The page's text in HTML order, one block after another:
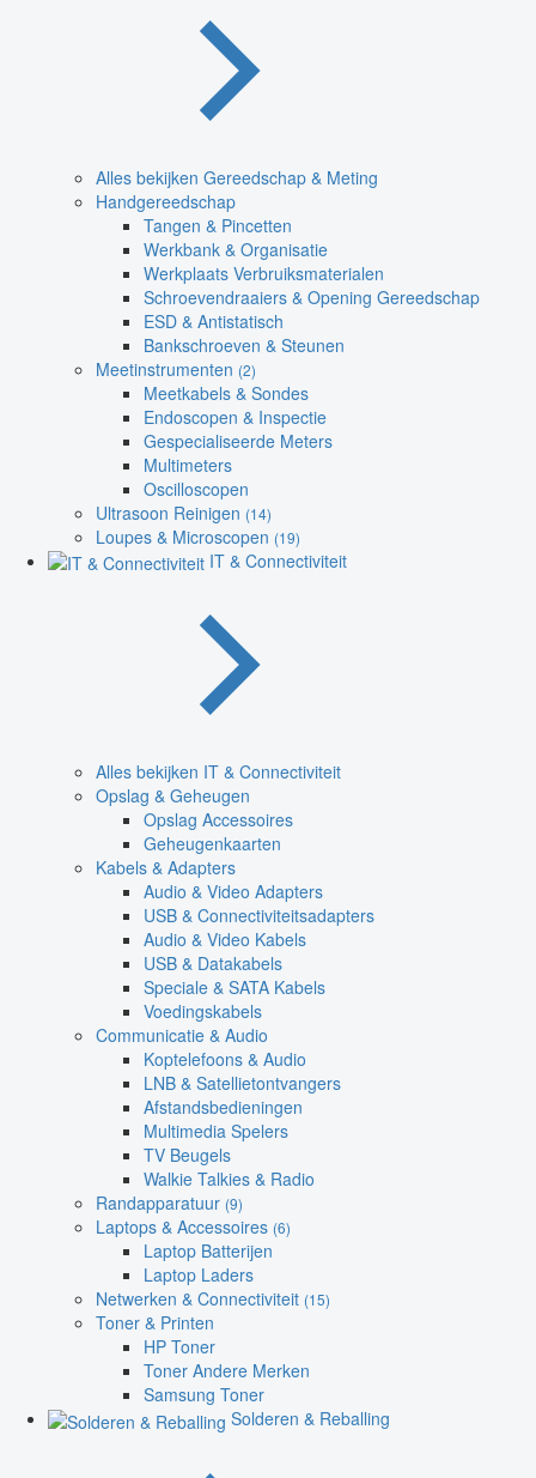
Alles bekijken Gereedschap & Meting
Handgereedschap
Tangen & Pincetten
Werkbank & Organisatie
Werkplaats Verbruiksmaterialen
Schroevendraaiers & Opening Gereedschap
ESD & Antistatisch
Bankschroeven & Steunen
Meetinstrumenten (2)
Meetkabels & Sondes
Endoscopen & Inspectie
Gespecialiseerde Meters
Multimeters
Oscilloscopen
Ultrasoon Reinigen (14)
Loupes & Microscopen (19)
IT & Connectiviteit
Alles bekijken IT & Connectiviteit
Opslag & Geheugen
Opslag Accessoires
Geheugenkaarten
Kabels & Adapters
Audio & Video Adapters
USB & Connectiviteitsadapters
Audio & Video Kabels
USB & Datakabels
Speciale & SATA Kabels
Voedingskabels
Communicatie & Audio
Koptelefoons & Audio
LNB & Satellietontvangers
Afstandsbedieningen
Multimedia Spelers
TV Beugels
Walkie Talkies & Radio
Randapparatuur (9)
Laptops & Accessoires (6)
Laptop Batterijen
Laptop Laders
Netwerken & Connectiviteit (15)
Toner & Printen
HP Toner
Toner Andere Merken
Samsung Toner
Solderen & Reballing